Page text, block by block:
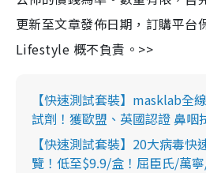
更新至文章發佈日期，訂購平台
Lifestyle 概不負責。>>
【快速測試套裝】masklab全
試劑！獲歐盟、英國認證 鼻咽
【快速測試套裝】20大病毒
覽！低至$9.9/盒！屈臣氏/萬